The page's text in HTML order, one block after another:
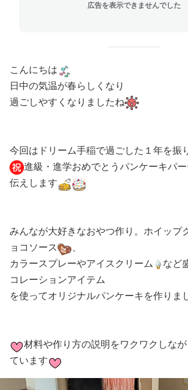
広告を表示できませんでした
こんにちは
日中の気温が春らしくなり
過ごしやすくなりましたね
今回はドリーム手稲で過ごした１年を振
進級・進学おめでとうパンケーキパ
伝えします
みんなが大好きなおやつ作り。ホイップ
ョコソース
カラースプレーやアイスクリーム
など
コレーションアイテム
を使ってオリジナルパンケーキを作りま
材料や作り方の説明をワクワクしな
ています